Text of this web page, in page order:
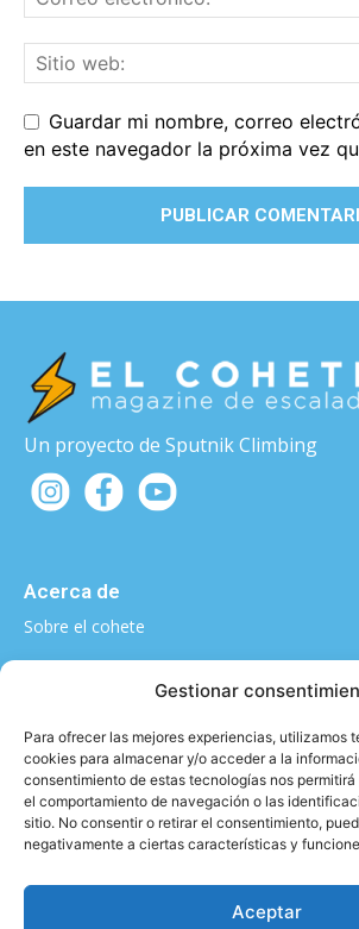
Gestionar
Para ofrecer las mejores experiencias, utilizamos
cookies para almacenar y/o acceder a la
consentimiento de estas tecnologías nos
el comportamiento de navegación o las
sitio. No consentir o retirar el consentimiento,
negativamente a ciertas características y
Aceptar
Guardar mi nombre, correo
en este navegador la próxima vez
Un proyecto de Sputnik Climbing
Acerca de
Sobre el cohete
¿Quieres contarnos algo?
Categorías
Formación|Entrenamiento|Activismo